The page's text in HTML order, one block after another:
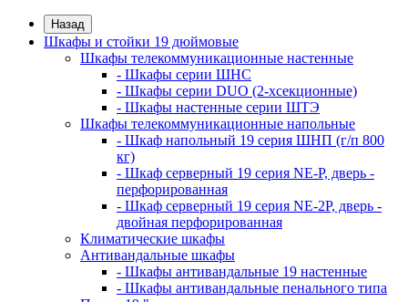
Назад
Шкафы и стойки 19 дюймовые
Шкафы телекоммуникационные настенные
- Шкафы серии ШНС
- Шкафы серии DUO (2-хсекционные)
- Шкафы настенные серии ШТЭ
Шкафы телекоммуникационные напольные
- Шкаф напольный 19 серия ШНП (г/п 800
кг)
- Шкаф серверный 19 серия NE-P, дверь -
перфорированная
- Шкаф серверный 19 серия NE-2P, дверь -
двойная перфорированная
Климатические шкафы
Антивандальные шкафы
- Шкафы антивандальные 19 настенные
- Шкафы антивандальные пенального типа